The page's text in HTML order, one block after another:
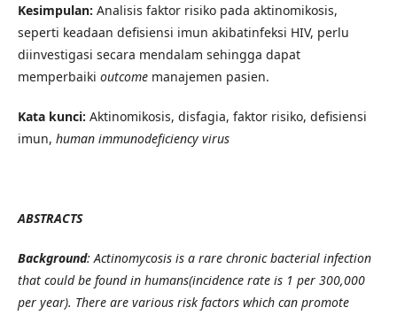
Kesimpulan: Analisis faktor risiko pada aktinomikosis,
seperti keadaan defisiensi imun akibatinfeksi HIV, perlu
diinvestigasi secara mendalam sehingga dapat
memperbaiki outcome manajemen pasien.
Kata kunci: Aktinomikosis, disfagia, faktor risiko, defisiensi
imun, human immunodeficiency virus
ABSTRACTS
Background: Actinomycosis is a rare chronic bacterial infection
that could be found in humans(incidence rate is 1 per 300,000
per year). There are various risk factors which can promote